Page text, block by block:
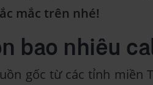
mắc trên nhé!
bao nhiêu
gốc từ các tỉnh miền